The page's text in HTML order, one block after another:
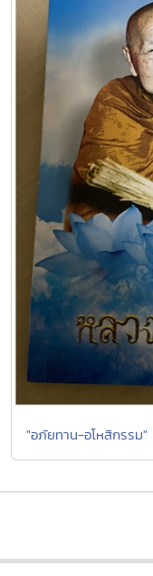
"อภัยทาน-อโหสิกรรม